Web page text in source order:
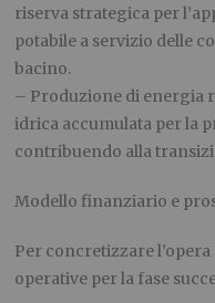
riserva strategica per
potabile a servizio delle
bacino.
– Produzione di energia
idrica accumulata per la
contribuendo alla
Modello finanziario e
Per concretizzare
operative per la fase